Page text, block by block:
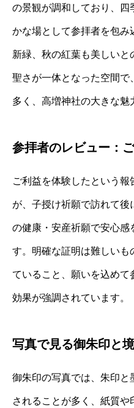
の景観が調和しており、
かな場として参拝者を包
新緑、秋の紅葉も美しい
聖さが一体となった空間
多く、高増神社の大きな魅
参拝者のレビュー：
ご利益を体験したという
が、子授け祈願で訪れて
の健康・安産祈願で安心感
す。明確な証明は難しいも
ていること、願いを込めて
効果が強調されています。
写真で見る御朱印と
御朱印の写真では、朱印
されることが多く、紙質